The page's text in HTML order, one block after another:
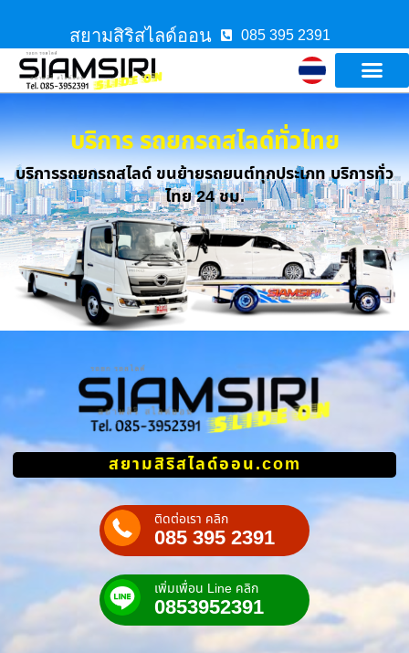
สยามสิริสไลด์ออน 085 395 2391
สยามสิริสไลด์ออน.com
ติดต่อเรา คลิก
085 395 2391
เพิ่มเพื่อน Line คลิก
0853952391
บริการ รถยกรถสไลด์ทั่วไทย
บริการรถยกรถสไลด์ ขนย้ายรถยนต์ทุกประเภท บริการทั่ว
ไทย 24 ชม.